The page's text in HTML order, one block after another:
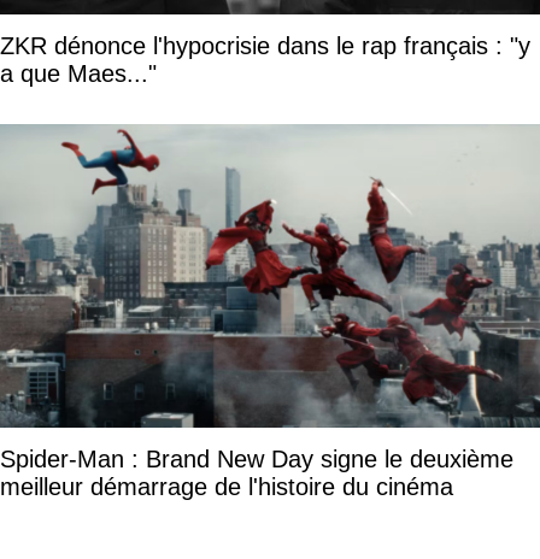
ZKR dénonce l'hypocrisie dans le rap français : "y
a que Maes..."
Spider-Man : Brand New Day signe le deuxième
meilleur démarrage de l'histoire du cinéma